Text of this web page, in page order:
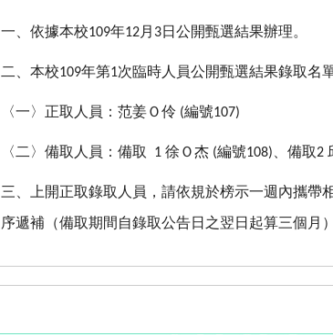
一、依據本校109年12月 3日公開甄選結果辦理。
二、本校109年第1次臨時人員公開甄選結果錄取名
〈一〉正取人員：范姜Ｏ伶 (編號107)
〈二〉備取人員：備取 1 徐Ｏ杰 (編號108) 、備取2
三、上開正取錄取人員，請依規於榜示一週內攜帶
序遞補（備取期間自錄取公告日之翌日起算三個月